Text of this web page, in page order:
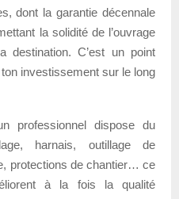
dont la garantie décennale
la solidité de l’ouvrage
destination. C’est un point
investissement sur le long
professionnel dispose du
harnais, outillage de
protections de chantier… ce
à la fois la qualité